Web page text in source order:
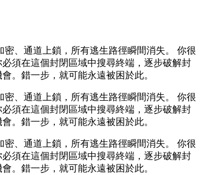
、通道上鎖，所有逃生路徑瞬間消失。 你很
須在這個封閉區域中搜尋終端，逐步破解封
。錯一步，就可能永遠被困於此。
、通道上鎖，所有逃生路徑瞬間消失。 你很
須在這個封閉區域中搜尋終端，逐步破解封
。錯一步，就可能永遠被困於此。
、通道上鎖，所有逃生路徑瞬間消失。 你很
須在這個封閉區域中搜尋終端，逐步破解封
。錯一步，就可能永遠被困於此。